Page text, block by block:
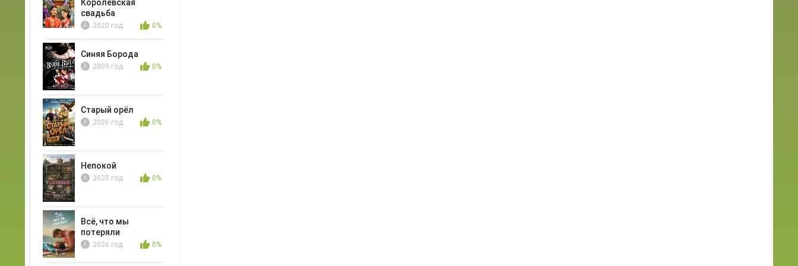
Королевская
свадьба
2020 год 0%
Синяя Борода
2009 год 0%
Старый орёл
2026 год 0%
Непокой
2025 год 0%
Всё, что мы
потеряли
2026 год 0%